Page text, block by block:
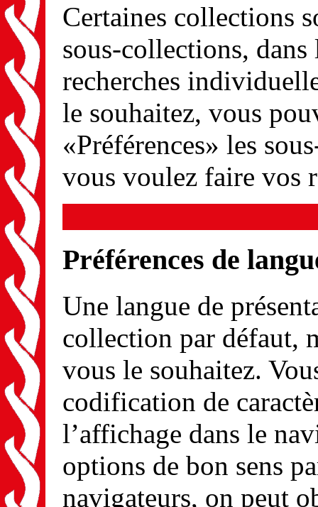
Certaines collections
sous-collections,
recherches
le souhaitez, vous
«Préférences» les
vous voulez faire vos
Préférences de
Une langue de
collection par défaut,
vous le souhaitez.
codification de
l’affichage dans le
options de bon sens
navigateurs, on peut